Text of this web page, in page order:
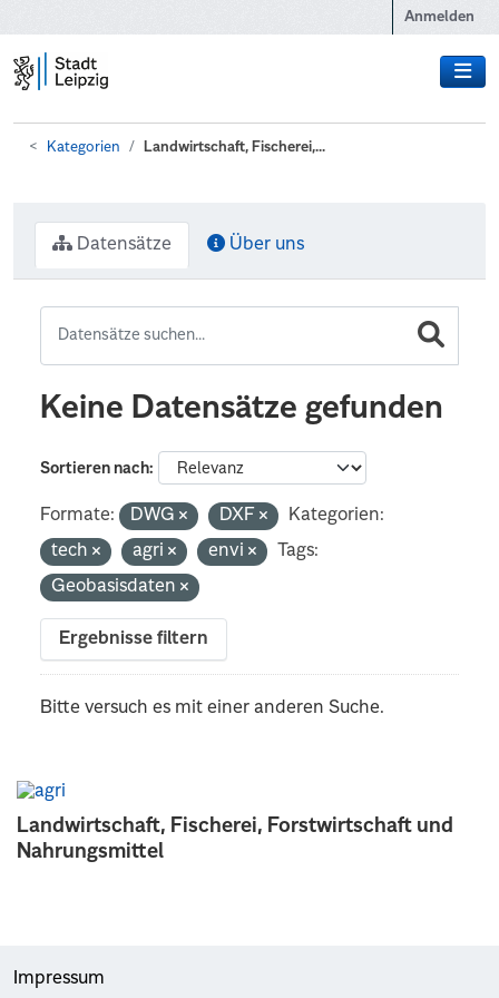
Anmelden
Kategorien Landwirtschaft, Fischerei,...
Landwirtschaft, Fischerei, Forstwirtschaft und
Nahrungsmittel
Datensätze Über uns
Keine Datensätze gefunden
Sortieren nach
Formate: DWG DXF
Kategorien:
tech
agri envi
Tags:
Geobasisdaten
Ergebnisse filtern
Bitte versuch es mit einer anderen Suche.
Impressum